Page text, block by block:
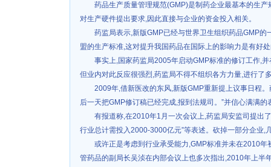
药品生产质量管理规范(GMP)是制药企业最基本的生
对生产硬件提出要求,因此直接与企业的资金投入相关。
药监局表示,新版GMP已经与世界卫生组织药品GMP的
盟的生产标准,这对提升我国药品在国际上的影响力是有好处
事实上,国家药监局2005年启动GMP标准的修订工作,
但业内对此反应很强烈,药监局不得不组织各方力量,进行了
2009年,借新医改的东风,新版GMP重新提上议事日程
后一天把GMP修订稿已经完成,报到法规司。”并信心满满
有报道称,在2010年1月一次会议上,药监局安监司提出
行业总计需投入2000-3000亿元”等表述。砍掉一部分企业,
或许正是考虑到行业承受能力,GMP标准并未在2010
管药品的副局长吴浈在内部会议上也多次指出,2010年上半